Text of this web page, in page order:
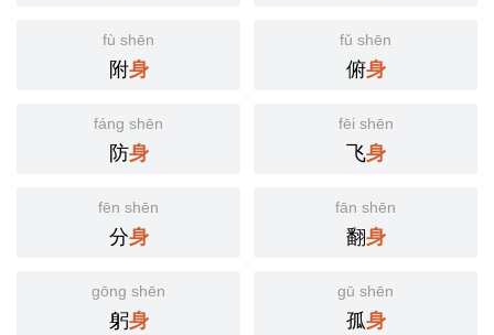
fù shēn
附身
fǔ shēn
俯身
fáng shēn
防身
fēi shēn
飞身
fēn shēn
分身
fān shēn
翻身
gōng shēn
躬身
gū shēn
孤身